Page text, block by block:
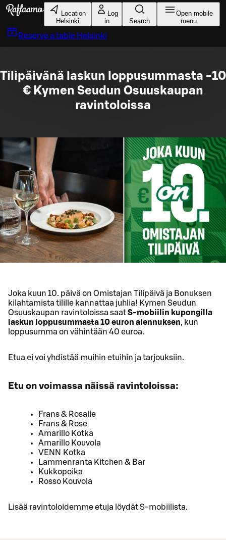
Skip to main content
Location
Helsinki
Log
in
Search
Open mobile
menu
Reserve a table Helsinki
Tilipäivänä laskun loppusummasta -10
€ Kymen Seudun Osuuskaupan
ravintoloissa
Joka kuun 10. päivä on Omistajan Tilipäivä ja Bonuksen
kilahtamista tilille kannattaa juhlia! Kymen Seudun
Osuuskaupan ravintoloissa saatS-mobiilin kupongilla
laskun loppusummasta 10 euron alennuksen, kun
loppusumma on vähintään 40 euroa.
Etua ei voi yhdistää muihin etuihin ja tarjouksiin.
Etu on voimassa näissä ravintoloissa:
Frans & Rosalie
Frans & Rose
Amarillo Kotka
Amarillo Kouvola
VENN Kotka
Lammenranta Kitchen & Bar
Kukkopoika
Rosso Kouvola
Lisää ravintoloidemme etuja löydät S-mobiilista.